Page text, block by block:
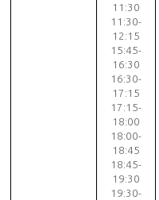
11:30
11:30-
12:15
15:45-
16:30
16:30-
17:15
17:15-
18:00
18:00-
18:45
18:45-
19:30
19:30-